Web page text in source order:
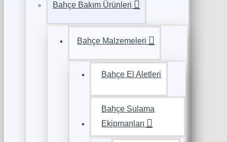
Bahçe Bakım Ürünleri
Bahçe Malzemeleri
Bahçe El Aletleri
Bahçe Sulama
Ekipmanları